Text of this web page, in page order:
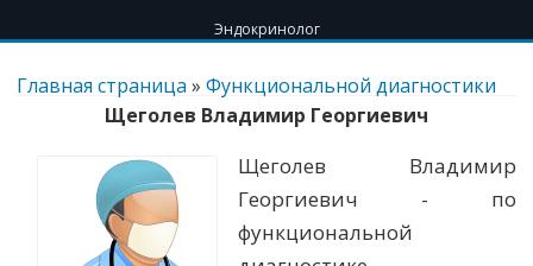
Эндокринолог
Перейти
содержимому
Главная страница » Функциональной диагностики
Щеголев Владимир Георгиевич
Щеголев Владимир
Георгиевич - по
функциональной